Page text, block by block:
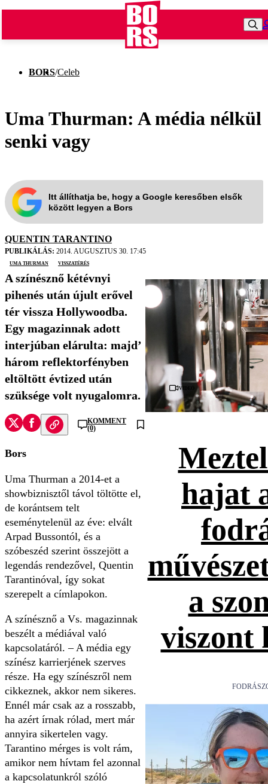
BORS/Celeb
Uma Thurman: A média nélkül
senki vagy
Itt állíthatja be, hogy a Google keresőben elsők
között legyen a Bors
QUENTIN TARANTINO
PUBLIKÁLÁS: 2014. AUGUSZTUS 30. 17:45
Uma Thurman
visszatérés
A színésznő kétévnyi
pihenés után újult erővel
tér vissza Hollywoodba.
Egy magazinnak adott
interjúban elárulta: majd’
három reflektorfényben
eltöltött évtized után
szüksége volt nyugalomra.
KOMMENT
(0)
Bors
Uma Thurman a 2014-et a
showbiznisztől távol töltötte el,
de korántsem telt
eseménytelenül az éve: elvált
Arpad Bussontól, és a
szóbeszéd szerint összejött a
legendás rendezővel, Quentin
Tarantinóval, így sokat
szerepelt a címlapokon.
A színésznő a Vs. magazinnak
beszélt a médiával való
kapcsolatáról. – A média egy
színész karrierjének szerves
része. Ha egy színészről nem
cikkeznek, akkor nem sikeres.
Ennél már csak az a rosszabb,
ha azért írnak rólad, mert már
annyira sikertelen vagy.
Tarantino mérges is volt rám,
amikor nem hívtam fel azonnal
a kapcsolatunkról szóló
Videó
hajat
a
viszont